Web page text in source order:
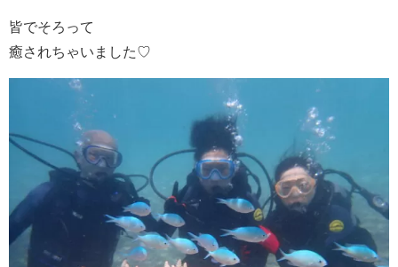
皆でそろって
癒されちゃいました♡